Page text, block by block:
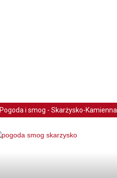
Pogoda i smog - Skarżysko-Kamienna